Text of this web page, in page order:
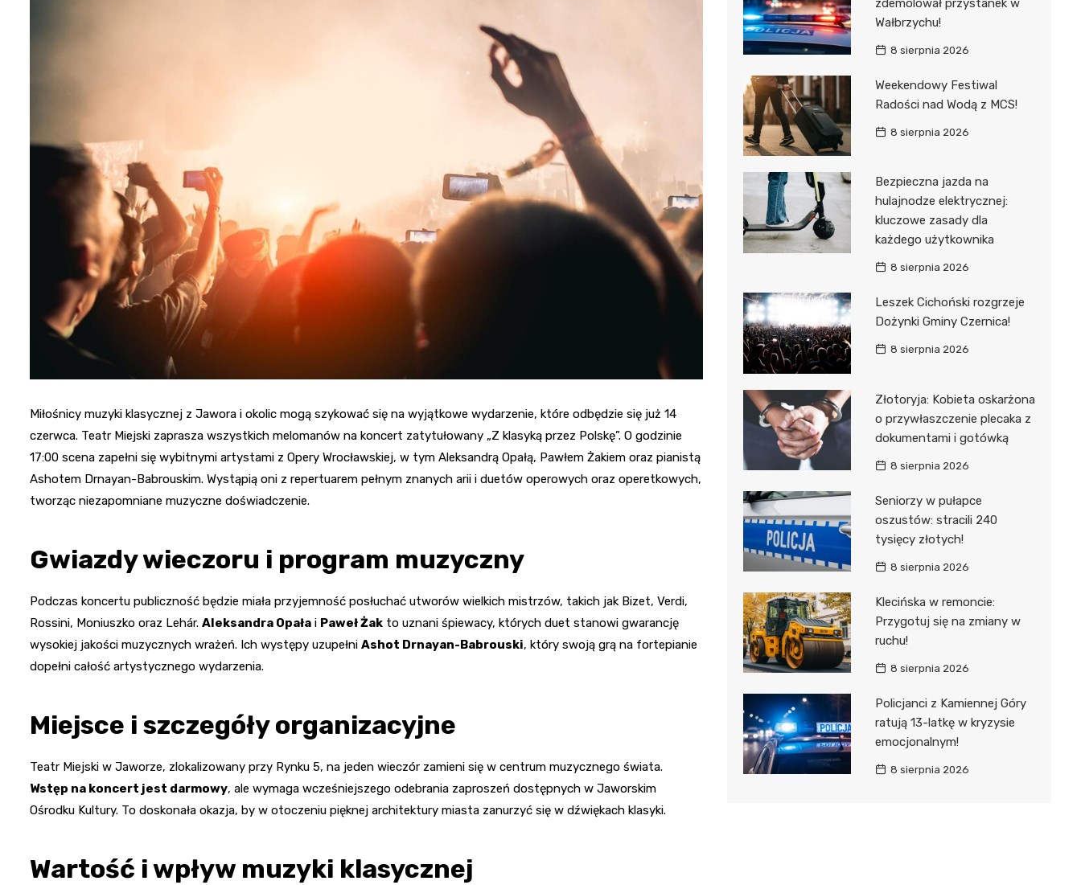
Poczta
Miłośnicy muzyki klasycznej z Jawora i okolic mogą szykować się na wyjątkowe wydarzenie, które odbędzie się już 14
czerwca. Teatr Miejski zaprasza wszystkich melomanów na koncert zatytułowany „Z klasyką przez Polskę”. O godzinie
17:00 scena zapełni się wybitnymi artystami z Opery Wrocławskiej, w tym Aleksandrą Opałą, Pawłem Żakiem oraz pianistą
Ashotem Drnayan-Babrouskim. Wystąpią oni z repertuarem pełnym znanych arii i duetów operowych oraz operetkowych,
tworząc niezapomniane muzyczne doświadczenie.
Gwiazdy wieczoru i program muzyczny
Podczas koncertu publiczność będzie miała przyjemność posłuchać utworów wielkich mistrzów, takich jak Bizet, Verdi,
Rossini, Moniuszko oraz Lehár. Aleksandra Opała i Paweł Żak to uznani śpiewacy, których duet stanowi gwarancję
wysokiej jakości muzycznych wrażeń. Ich występy uzupełni Ashot Drnayan-Babrouski, który swoją grą na fortepianie
dopełni całość artystycznego wydarzenia.
Miejsce i szczegóły organizacyjne
Teatr Miejski w Jaworze, zlokalizowany przy Rynku 5, na jeden wieczór zamieni się w centrum muzycznego świata.
Wstęp na koncert jest darmowy, ale wymaga wcześniejszego odebrania zaproszeń dostępnych w Jaworskim
Ośrodku Kultury. To doskonała okazja, by w otoczeniu pięknej architektury miasta zanurzyć się w dźwiękach klasyki.
Wartość i wpływ muzyki klasycznej
zdemolował przystanek w
Wałbrzychu!
8 sierpnia 2026
Weekendowy Festiwal
Radości nad Wodą z MCS!
8 sierpnia 2026
Bezpieczna jazda na
hulajnodze elektrycznej:
kluczowe zasady dla
każdego użytkownika
8 sierpnia 2026
Leszek Cichoński rozgrzeje
Dożynki Gminy Czernica!
8 sierpnia 2026
Złotoryja: Kobieta oskarżona
o przywłaszczenie plecaka z
dokumentami i gotówką
8 sierpnia 2026
Seniorzy w pułapce
oszustów: stracili 240
tysięcy złotych!
8 sierpnia 2026
Klecińska w remoncie:
Przygotuj się na zmiany w
ruchu!
8 sierpnia 2026
Policjanci z Kamiennej Góry
ratują 13-latkę w kryzysie
emocjonalnym!
8 sierpnia 2026